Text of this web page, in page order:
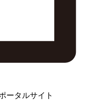
ータルサイト